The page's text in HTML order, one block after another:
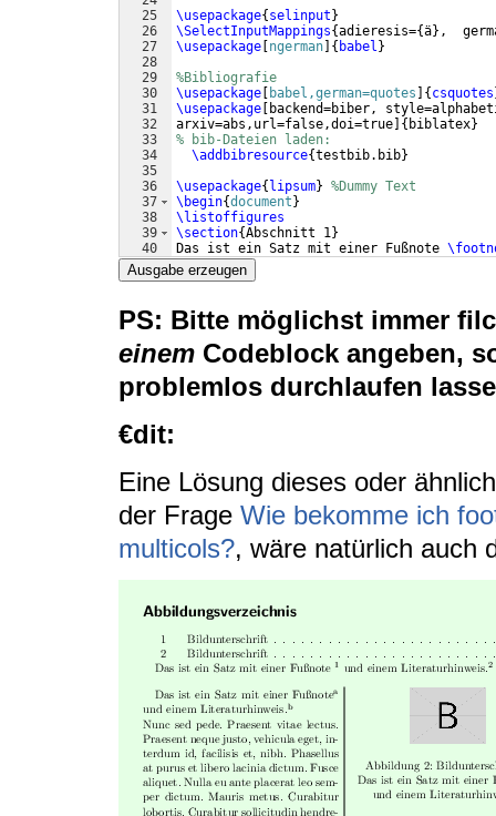
25
26
27
28
29
30
31
32
33
34
35
36
37
38
39
40
41
\usepackage{ selinput }
\SelectInputMappings{adieresis={ä} ,
\usepackage ngerman { babel }
%Bibliografie
\usepackage
babel,german=quotes { csquotes
\usepackage
backend=biber,
arxiv=abs,url=false,doi=true { biblatex}
% bib-Dateien laden:
\addbibresource{testbib.bib}
\usepackage{ lipsum} %Dummy Text
\begin{document }
\listoffigures
\section{Abschnitt 1}
Das ist ein Satz mit einer Fußnote
Ausgabe erzeugen
PS: Bitte möglichst immer
einem Codeblock angeben,
problemlos durchlaufen
€dit:
Eine Lösung dieses oder
der Frage Wie bekomme ich
multicols?, wäre natürlich auch